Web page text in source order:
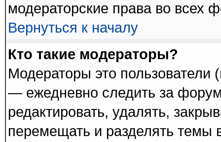
модераторские права во всех
Вернуться к началу
Кто такие модераторы?
Модераторы это пользователи
— ежедневно следить за
редактировать, удалять,
перемещать и разделять темы